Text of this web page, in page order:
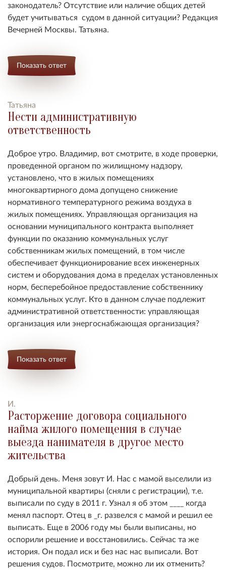
законодатель? Отсутствие или наличие общих детей
будет учитываться судом в данной ситуации? Редакция
Вечерней Москвы. Татьяна.
Показать ответ
Татьяна
Нести административную
ответственность
Доброе утро. Владимир, вот смотрите, в ходе проверки,
проведенной органом по жилищному надзору,
установлено, что в жилых помещениях
многоквартирного дома допущено снижение
нормативного температурного режима воздуха в
жилых помещениях. Управляющая организация на
основании муниципального контракта выполняет
функции по оказанию коммунальных услуг
собственникам жилых помещений, в том числе
обеспечивает функционирование всех инженерных
систем и оборудования дома в пределах установленных
норм, бесперебойное предоставление собственнику
коммунальных услуг. Кто в данном случае подлежит
административной ответственности: управляющая
организация или энергоснабжающая организация?
Показать ответ
И.
Расторжение договора социального
найма жилого помещения в случае
выезда нанимателя в другое место
жительства
Добрый день. Меня зовут И. Нас с мамой выселили из
муниципальной квартиры (сняли с регистрации), т.е.
выписали по суду в 2011 г. Узнал я об этом ____ когда
менял паспорт. Отец в _г. развелся с мамой и решил ее
выписать. Еще в 2006 году мы были выписаны, но
оспорили решение и восстановились. Сейчас та же
история. Он подал иск и без нас нас выписали. Вот
решения судов. Посмотрите, можно ли их отменить?